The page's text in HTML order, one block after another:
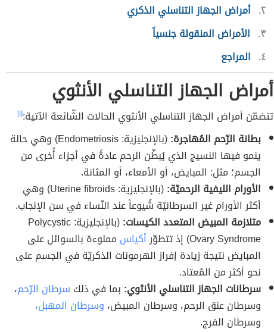
٢ أمراض الجهاز التناسلي الذكري
٣ الأمراض المنقولة جنسياً
٤ المراجع
أمراض الجهاز التناسلي الأنثوي
تتضمّن أمراض الجهاز التناسلي الأنثوي الحالات الشّائعة الآتية:[١]
بطانة الرّحم المُهاجرة:
(بالإنجليزية: Endometriosis) وهي حالة
ينمو فيها النسيج الذي يُبطِّن الرحم عادةً في أجزاء أُخرى من
الجسم؛ مثل: المبايض، أو الأمعاء، أو المثانة.
الأورام الليفية الرحميّة:
(بالإنجليزية: Uterine fibroids) وهي
أكثر الأورام غير السرطانيّة شُيوعاً عند النّساء في سن الإنجاب.
متلازمة المبيض المتعدد الكيسات:
(بالإنجليزية: Polycystic
Ovary Syndrome) إذ تتطوّر
أكياس مملوءة بالسوائل على
المبايض نتيجة زيادة إفراز الهرمونات الذكريّة في الجسم على
نحو أكثر من المُعتاد.
سرطانات الجهاز التناسلي الأنثوي: بما في ذلك سرطان الرّحم،
وسرطان عنق الرحم، وسرطان المبيض، وسرطان المهبل،
وسرطان الفرج.